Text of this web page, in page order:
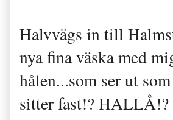
Halvvägs in till
nya fina väska med
hålen...som ser ut
sitter fast!? HALLÅ!?